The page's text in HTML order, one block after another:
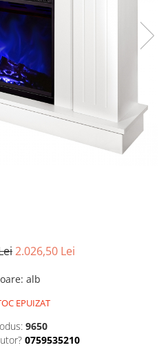
2.026,50 Lei
: alb
EPUIZAT
9650
0759535210